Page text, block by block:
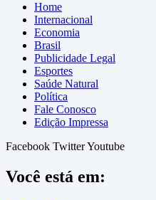
Home
Internacional
Economia
Brasil
Publicidade Legal
Esportes
Saúde Natural
Política
Fale Conosco
Edição Impressa
Facebook TwitterYoutube
Você está em: